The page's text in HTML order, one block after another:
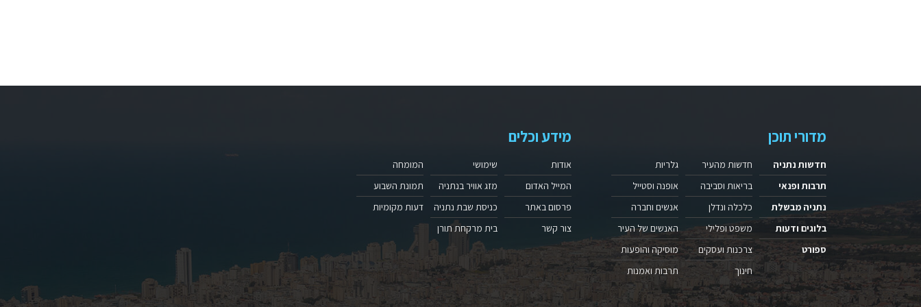
מדורי תוכן
חדשות נתניה
תרבות ופנאי
נתניה מבשלת
בלוגים ודעות
ספורט
חדשות מהעיר
בריאות וסביבה
כלכלה ונדלן
משפט ופלילי
צרכנות ועסקים
חינוך
גלריות
אופנה וסטייל
אנשים וחברה
האנשים של העיר
מוסיקה והופעות
תרבות ואמנות
מידע וכלים
אודות
המייל האדום
פרסום באתר
צור קשר
שימושי
מזג אוויר בנתניה
כניסת שבת נתניה
בית מרקחת תורן
המומחה
תמונת השבוע
דעות מקומיות